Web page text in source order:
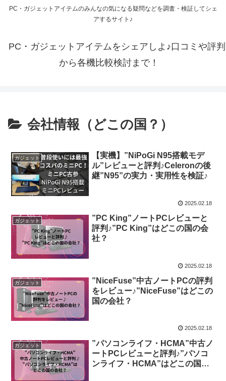
PC・ガジェットアイテムのみんなの気になる疑問などを調査・検証してシェ
アするサイト♪
PC・ガジェットアイテムをシェアしよ♪口コミや評判
から各機比較検討まで！
会社情報（どこの国？）
ガジェット
【実機】”NiPoGi N95搭載モデ
ル”レビューと評判♪Celeronの後
継”N95”の実力・実用性を検証♪
2025.02.18
ガジェット
”PC King”ノートPCレビューと
評判♪”PC King”はどこの国の会
社？
2025.02.18
ガジェット
”NiceFuse”中古ノートPCの評判
をレビュー♪”NiceFuse”はどこの
国の会社？
2025.02.18
ガジェット
”パソコンライフ・HCMA”中古ノ
ートPCレビューと評判♪”パソコ
ンライフ・HCMA”はどこの国の